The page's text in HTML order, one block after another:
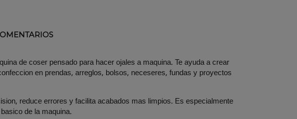
de coser pensado para hacer ojales a maquina. Te ayuda a crear
en prendas, arreglos, bolsos, neceseres, fundas y proyectos
reduce errores y facilita acabados mas limpios. Es especialmente
de la maquina.